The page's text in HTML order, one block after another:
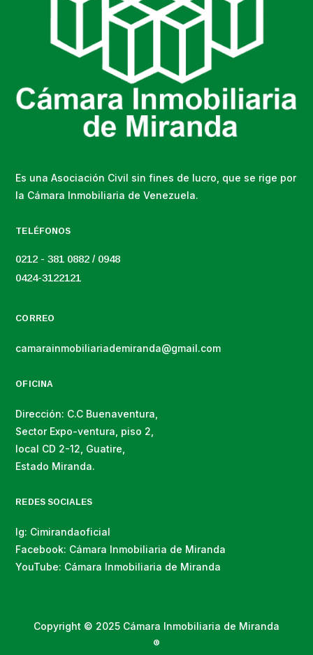
Es una Asociación Civil sin fines de lucro, que se rige por
la Cámara Inmobiliaria de Venezuela.
TELÉFONOS
0212 - 381 0882 / 0948
0424-3122121
CORREO
camarainmobiliariademiranda@gmail.com
OFICINA
Dirección: C.C Buenaventura,
Sector Expo-ventura, piso 2,
local CD 2-12, Guatire,
Estado Miranda.
REDES SOCIALES
Ig: Cimirandaoficial
Facebook: Cámara Inmobiliaria de Miranda
YouTube: Cámara Inmobiliaria de Miranda
Copyright © 2025 Cámara Inmobiliaria de Miranda
®